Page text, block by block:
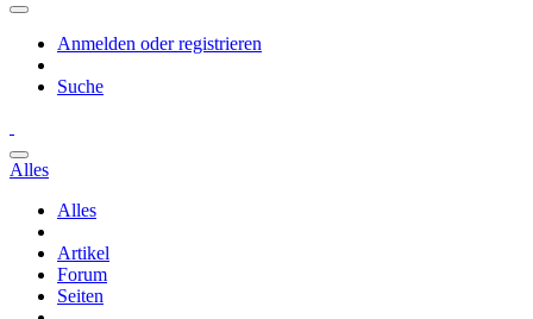
Anmelden oder registrieren
Suche
Alles
Alles
Artikel
Forum
Seiten